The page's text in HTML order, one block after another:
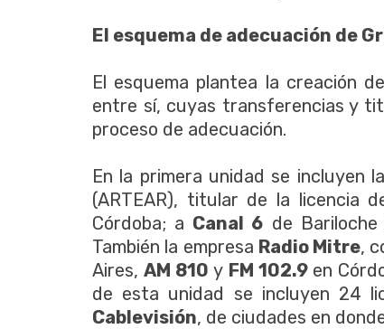
El esquema de adecuación de
El esquema plantea la creación
entre sí, cuyas transferencias y
proceso de adecuación.
En la primera unidad se incluyen
(ARTEAR), titular de la licencia
Córdoba; a Canal 6 de
También la empresa Radio Mitre,
Aires,AM 810y FM 102.9 en
de esta unidad se incluyen 24
Cablevisión, de ciudades en